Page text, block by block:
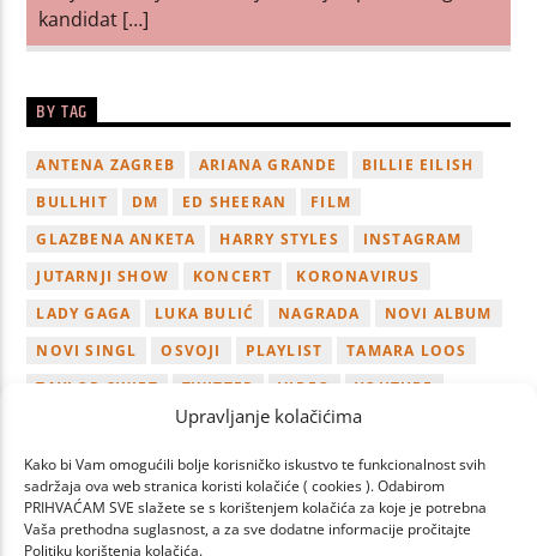
Upravljanje kolačićima
Kako bi Vam omogućili bolje korisničko iskustvo te funkcionalnost svih
sadržaja ova web stranica koristi kolačiće ( cookies ). Odabirom
PRIHVAĆAM SVE slažete se s korištenjem kolačića za koje je potrebna
Vaša prethodna suglasnost, a za sve dodatne informacije pročitajte
Politiku korištenja kolačića.
kandidat […]
BY TAG
ANTENA ZAGREB ARIANA GRANDE
BILLIE EILISH
BULLHIT
DM ED SHEERAN
FILM
GLAZBENA ANKETA
HARRY STYLES
INSTAGRAM
JUTARNJI SHOW
KONCERT
KORONAVIRUS
LADY GAGA
LUKA BULIĆ NAGRADA
NOVI ALBUM
NOVI SINGL
OSVOJI PLAYLIST
TAMARA LOOS
TAYLOR SWIFT
TWITTER VIDEO
YOUTUBE